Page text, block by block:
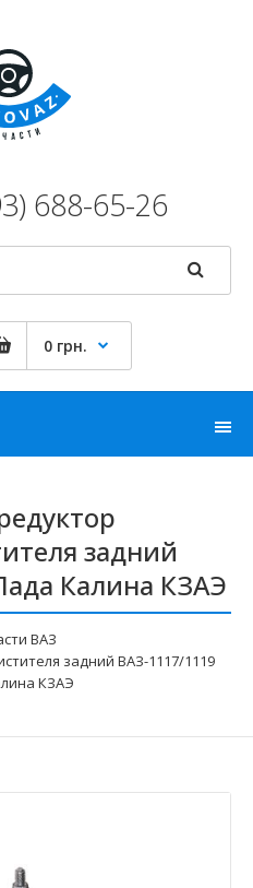
688-65-26
0 грн.
задний
Калина КЗАЭ
ВАЗ
задний ВАЗ-1117/1119
КЗАЭ